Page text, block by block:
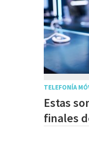
TELEFONÍA
Estas
finales